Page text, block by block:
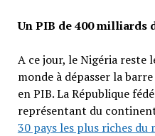
Un PIB de 400 milliards
A ce jour, le Nigéria reste
monde à dépasser la
en PIB. La République
représentant du
30 pays les plus riches du